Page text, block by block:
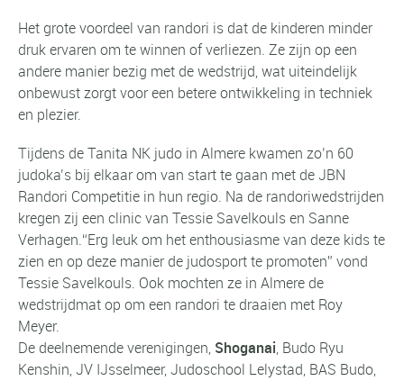
Het grote voordeel van randori is dat de kinderen minder
druk ervaren om te winnen of verliezen. Ze zijn op een
andere manier bezig met de wedstrijd, wat uiteindelijk
onbewust zorgt voor een betere ontwikkeling in techniek
en plezier.
Tijdens de Tanita NK judo in Almere kwamen zo’n 60
judoka’s bij elkaar om van start te gaan met de JBN
Randori Competitie in hun regio. Na de randoriwedstrijden
kregen zij een clinic van Tessie Savelkouls en Sanne
Verhagen.“Erg leuk om het enthousiasme van deze kids te
zien en op deze manier de judosport te promoten” vond
Tessie Savelkouls. Ook mochten ze in Almere de
wedstrijdmat op om een randori te draaien met Roy
Meyer.
De deelnemende verenigingen, Shoganai, Budo Ryu
Kenshin, JV IJsselmeer, Judoschool Lelystad, BAS Budo,